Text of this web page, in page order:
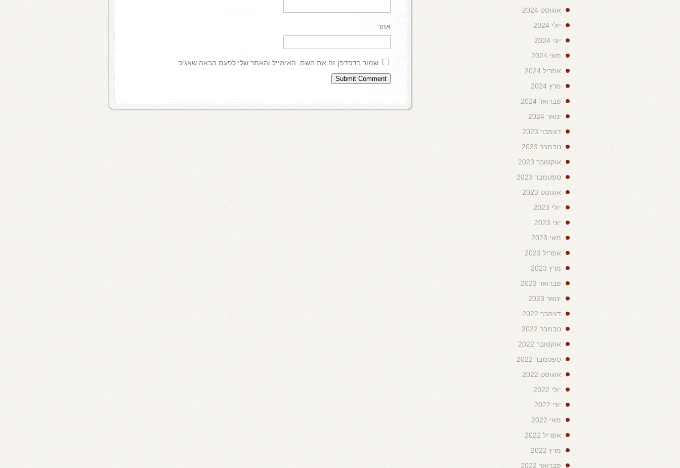
אתר
שמור בדפדפן זה את השם, האימייל והאתר שלי לפעם הבאה שאגיב.
אוגוסט 2024
יולי 2024
יוני 2024
מאי 2024
אפריל 2024
מרץ 2024
פברואר 2024
ינואר 2024
דצמבר 2023
נובמבר 2023
אוקטובר 2023
ספטמבר 2023
אוגוסט 2023
יולי 2023
יוני 2023
מאי 2023
אפריל 2023
מרץ 2023
פברואר 2023
ינואר 2023
דצמבר 2022
נובמבר 2022
אוקטובר 2022
ספטמבר 2022
אוגוסט 2022
יולי 2022
יוני 2022
מאי 2022
אפריל 2022
מרץ 2022
פברואר 2022